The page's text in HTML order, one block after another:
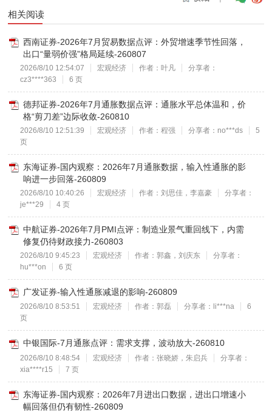
相关阅读
西南证券-2026年7月贸易数据点评：外贸增速季节性回落，
出口“量弱价强”格局延续-260807
2026/8/10 12:54:07 宏观经济 作者：叶凡
分享者：
cz3****363
6 页
德邦证券-2026年7月通胀数据点评：通胀水平总体温和，价
格“剪刀差”边际收敛-260810
2026/8/10 12:51:39 宏观经济 作者：程强 分享者：no***ds
5
页
东海证券-国内观察：2026年7月通胀数据，输入性通胀的影
响进一步回落-260809
2026/8/10 10:40:26 宏观经济 作者：刘思佳，李嘉豪
分享者：
je***29
4 页
中航证券-2026年7月PMI点评：制造业景气重回线下，内需
修复仍待财政接力-260803
2026/8/10 9:45:23 宏观经济 作者：郭鑫，刘庆东
分享者：
hu***on
6 页
广发证券-输入性通胀减退的影响-260809
2026/8/10 8:53:51 宏观经济 作者：郭磊 分享者：li***na
6
页
中银国际-7月通胀点评：需求支撑，波动放大-260810
2026/8/10 8:48:54 宏观经济 作者：张晓娇，朱启兵
分享者：
xia****r15
7 页
东海证券-国内观察：2026年7月进出口数据，进出口增速小
幅回落但仍有韧性-260809